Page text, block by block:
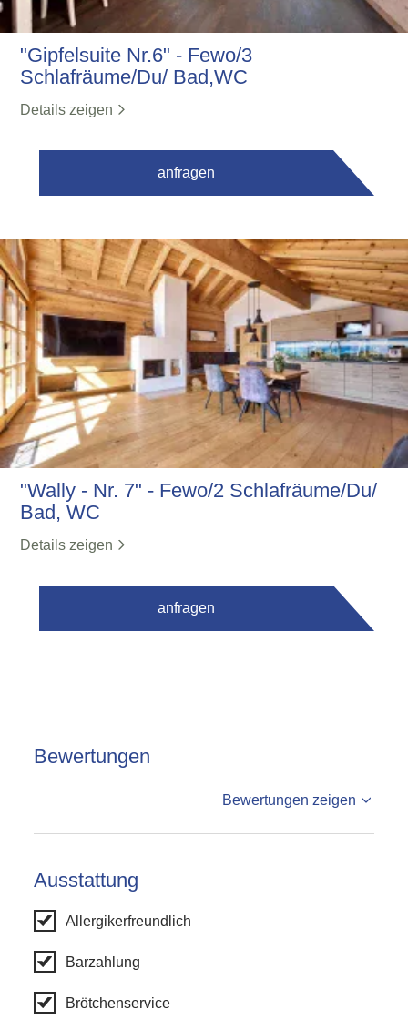
"Gipfelsuite Nr.6" - Fewo/3
Schlafräume/Du/ Bad,WC
Details zeigen
anfragen
"Wally - Nr. 7" - Fewo/2 Schlafräume/Du/
Bad, WC
Details zeigen
anfragen
Bewertungen
Bewertungen zeigen
Ausstattung
Allergikerfreundlich
Barzahlung
Brötchenservice